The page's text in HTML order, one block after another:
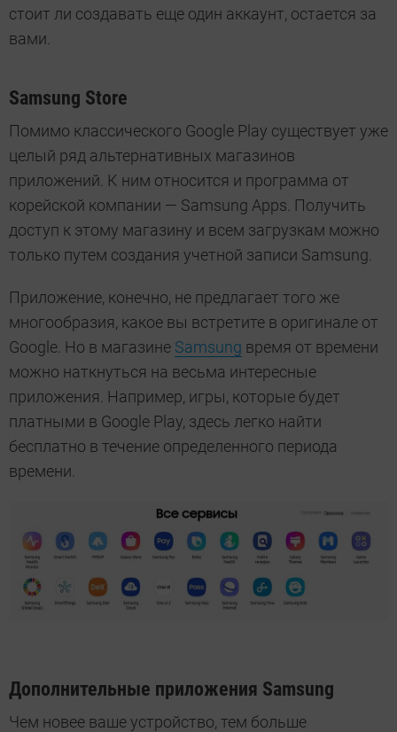
стоит ли создавать еще один аккаунт, остается за
вами.
Samsung Store
Помимо классического Google Play существует уже
целый ряд альтернативных магазинов
приложений. К ним относится и программа от
корейской компании — Samsung Apps. Получить
доступ к этому магазину и всем загрузкам можно
только путем создания учетной записи Samsung.
Приложение, конечно, не предлагает того же
многообразия, какое вы встретите в оригинале от
Google. Но в магазине Samsung время от времени
можно наткнуться на весьма интересные
приложения. Например, игры, которые будет
платными в Google Play, здесь легко найти
бесплатно в течение определенного периода
времени.
Дополнительные приложения Samsung
Чем новее ваше устройство, тем больше